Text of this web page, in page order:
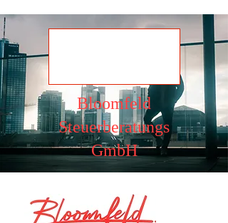
Bloomfeld
Steuerberatungs
GmbH